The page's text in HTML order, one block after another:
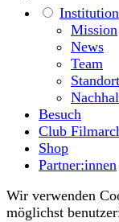
Institution
Mission
News
Team
Besuch
Club
Shop
Partner:innen
Wir verwenden
möglichst